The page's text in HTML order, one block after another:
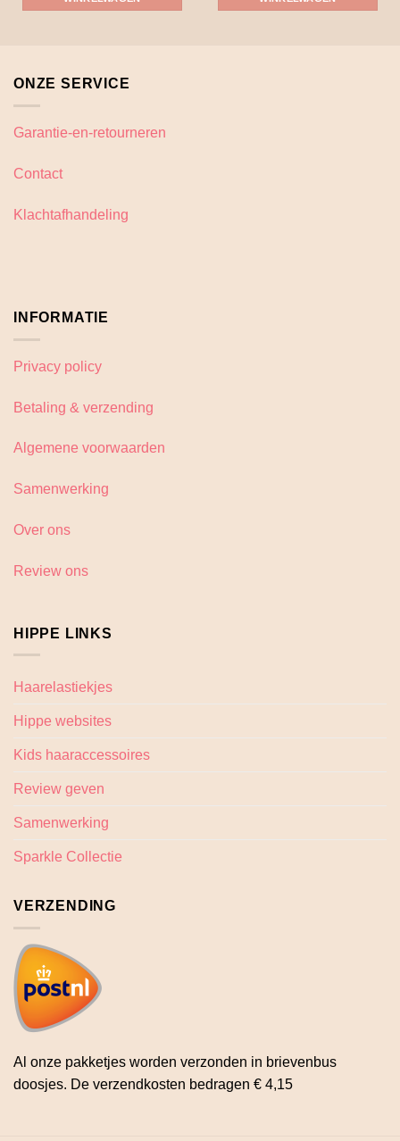
ONZE SERVICE
Garantie-en-retourneren
Contact
Klachtafhandeling
INFORMATIE
Privacy policy
Betaling & verzending
Algemene voorwaarden
Samenwerking
Over ons
Review ons
HIPPE LINKS
Haarelastiekjes
Hippe websites
Kids haaraccessoires
Review geven
Samenwerking
Sparkle Collectie
VERZENDING
Al onze pakketjes worden verzonden in brievenbus
doosjes. De verzendkosten bedragen € 4,15